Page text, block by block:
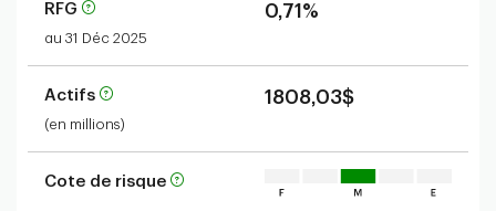
RFG
au 31 Déc 2025
0,71%
Actifs
(en millions)
1808,03$
Cote de risque